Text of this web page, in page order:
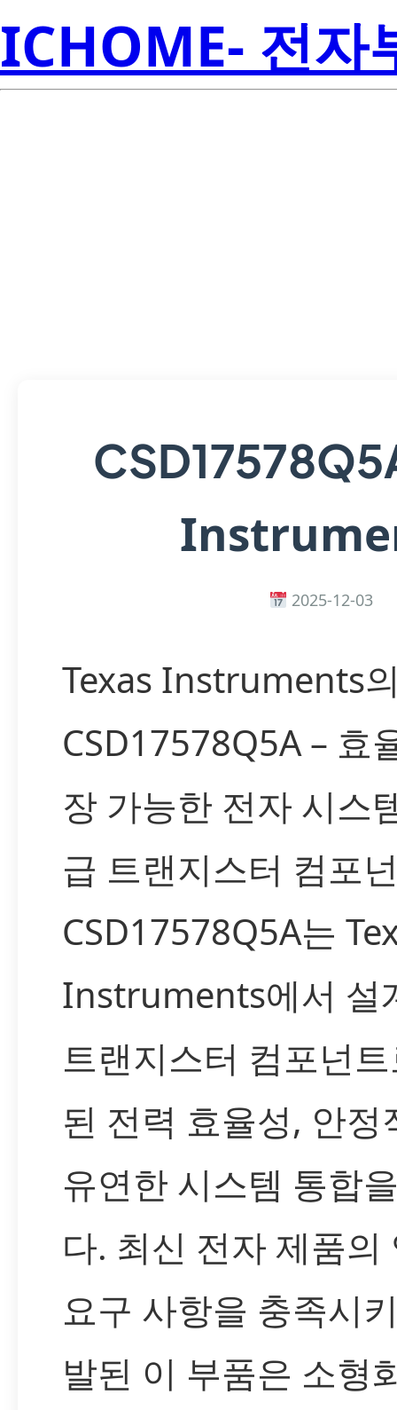
ICHOME- 전자
2025-12-03
Texas Instruments
CSD17578Q5A – 효
장 가능한 전자 시스
급 트랜지스터 컴포
CSD17578Q5A는
Instruments에서 설
트랜지스터 컴포넌
된 전력 효율성, 안정
유연한 시스템 통합
다. 최신 전자 제품의
요구 사항을 충족시
발된 이 부품은 소형